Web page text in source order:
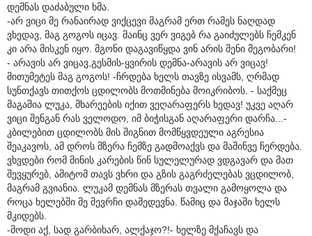
დემნას დაძაბული ხმა.
-არ ვიცი მე რანაირად ვიქცევი მაგრამ ერთ რამეს ნაღდად
ვხედავ, მაგ გოგოს იცავ. მაინც ვერ ვიგებ რა გაიძულებს ჩემკენ
კი არა მისკენ იყო. მგონი დაგავიწყდა ვინ არის შენი მეგობარი!
- არავის არ ვიცავ,გესმის-ყვირის დემნა-არავის არ ვიცავ!
მითუმეტეს მაგ გოგოს! -ჩრდება ხელს თავზე ისვამს, ღრმად
სუნთქავს თითქოს ცდილობს მოთმინება მოიკრიბოს. - საქმეც
მაგაშია ლუკა, მხარეების იქით ვეღარაფერს ხედავ! უკვე აღარ
ვიცი შენგან რას ველოდო, იმ ბიჭისგან აღარაფერი დარჩა...-
კბილებით ცდილობს მის შიგნით მომწყვდეული აგრესია
შეაკავოს, ამ დროს მზერა ჩემზე გადმოაქვს და მაშინვე ჩერდება.
ვხვდები რომ მინის კარების წინ სულელურად ვდგავარ და მათ
შევყურებ, ამიტომ თავს ვხრი და გზის გაგრძელებას ვცდილობ,
მაგრამ გვიანია. ლუკამ დემნას მზერას თვალი გამოყოლა და
როცა ხელებში მე შევრჩი დამედევნა. წამიც და მაჯაში ხელს
მკიდებს.
-მოდი აქ, სად გარბიხარ, ალქაჯო?!- ხელზე მქაჩავს და